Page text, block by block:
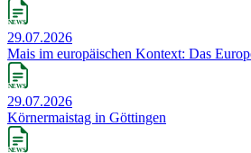
29.07.2026
Mais im europäischen Kontext: Das
29.07.2026
Körnermaistag in Göttingen